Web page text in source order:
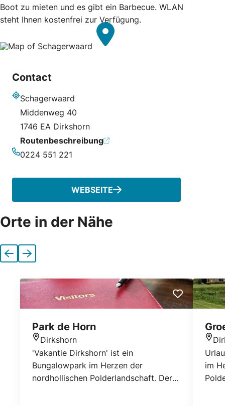
Boot zu mieten und es gibt ein Barbecue. WLAN
steht Ihnen kostenfrei zur Verfügung.
Contact
Adresse
Schagerwaard
Middenweg 40
1746 EA Dirkshorn
Routenbeschreibung
0224 551 221
WEBSEITE
Orte in der Nähe
VorherigeNächste
Park de Horn
Dirkshorn
'Vakantie Dirkshorn' ist ein
Bungalowpark im Herzen der
nordhollischen Polderlandschaft. Der
im